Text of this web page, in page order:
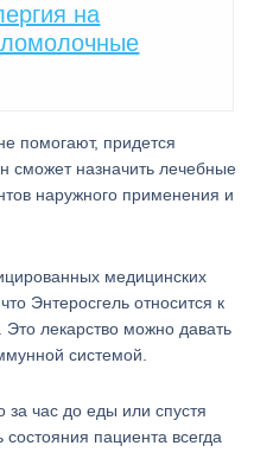
на
помогают, придется
сможет назначить лечебные
наружного применения и
медицинских
Энтеросгель относится к
Это лекарство можно давать
системой.
за час до еды или спустя
пациента всегда